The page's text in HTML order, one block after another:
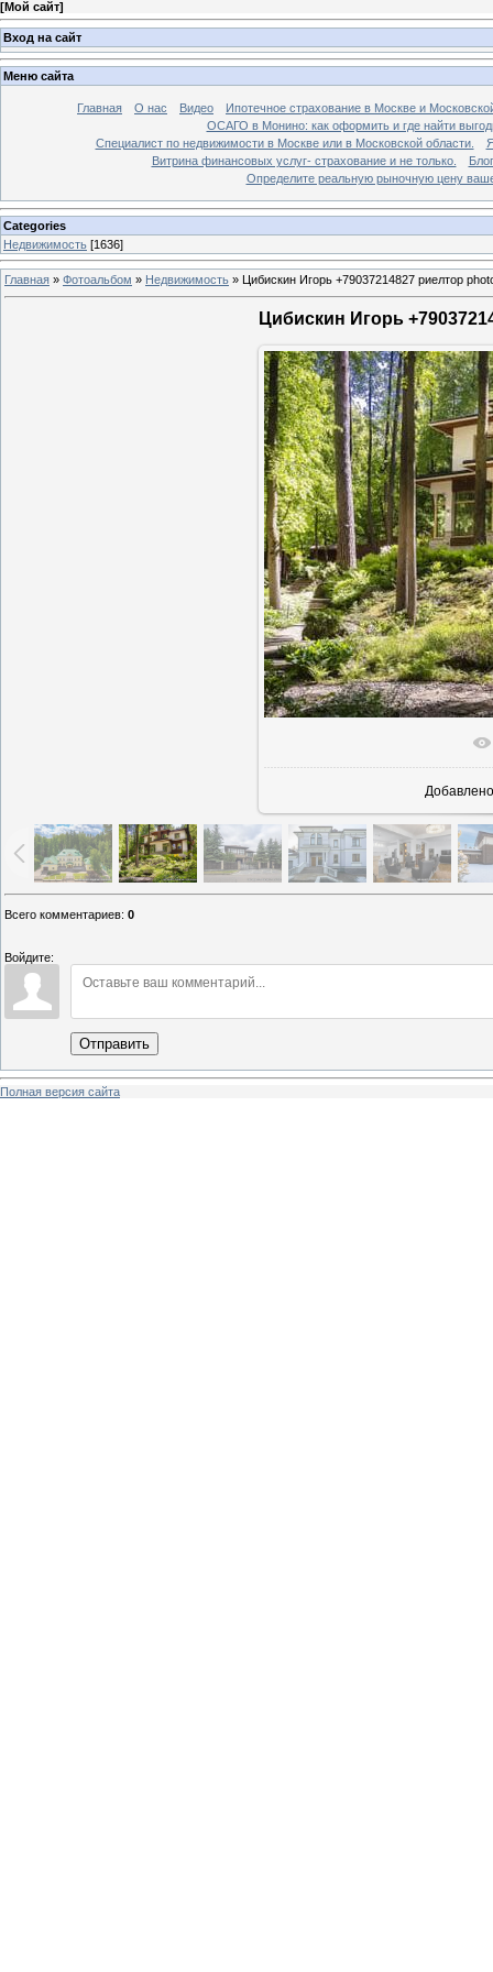
[Мой сайт]
Вход на сайт
Меню сайта
Главная О нас Видео
Ипотечное страхование в Москве и
ОСАГО в Монино: как оформить и где найти
Специалист по недвижимости в Москве или в Московской области.
Витрина финансовых услуг- страхование и не только.
Блог
Определите реальную рыночную цену
Categories
Недвижимость [1636]
Главная » Фотоальбом » Недвижимость » Цибискин Игорь +79037214827 риелтор
Цибискин Игорь
В
Добавлено
Всего комментариев: 0
Войдите:
Отправить
Полная версия сайта